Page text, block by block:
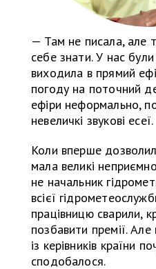
— Там не писала, але
себе знати. У нас
виходила в прямий
погоду на поточний
ефіри неформально,
невеличкі звукові есеї.
Коли вперше
мала великі
не начальник
всієї
працівницю сварили,
позбавити премії.
із керівників країни
сподобалося.